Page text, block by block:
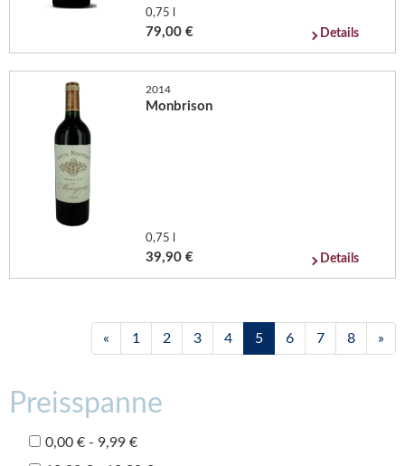
0,75 l
79,00 € Details
2014
Monbrison
0,75 l
39,90 € Details
« 1 2 3 4 5 6 7 8 »
Preisspanne
0,00 € - 9,99 €